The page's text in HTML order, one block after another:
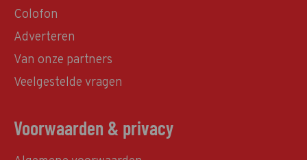
Colofon
Adverteren
Van onze partners
Veelgestelde vragen
Voorwaarden & privacy